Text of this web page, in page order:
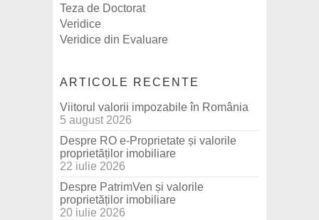
Teza de Doctorat
Veridice
Veridice din Evaluare
ARTICOLE RECENTE
Viitorul valorii impozabile în România
5 august 2026
Despre RO e-Proprietate și valorile
proprietăților imobiliare
22 iulie 2026
Despre PatrimVen și valorile
proprietăților imobiliare
20 iulie 2026